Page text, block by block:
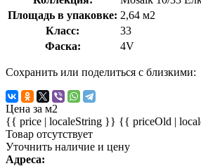
Площадь в упаковке: 2,64 м2
Класс:
33
Фаска:
4V
Сохранить или поделиться с близкими:
Цена за м2
{{ price | localeString }} {{ priceOld |
Товар отсутствует
Уточнить наличие и цену
Адреса: